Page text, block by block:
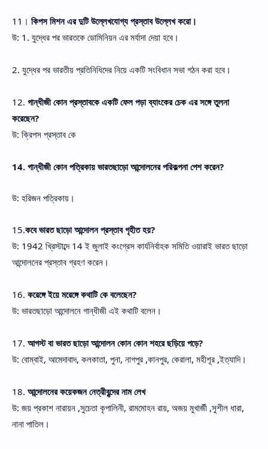
11। কিপস মিশন এর দুটি উল্লেখযোগ্য প্রস্তাব উল্লেখ করো।
উ: 1. যুদ্ধের পর ভারতকে ডোমিনিয়ন এর মর্যাদা দেয়া হবে।
2. যুদ্ধের পর ভারতীয় প্রতিনিধিদের নিয়ে একটি সংবিধান সভা গঠন করা হবে।
12. গান্ধীজী কোন প্রস্তাবকে একটি ফেল পড়া ব্যাংকের চেক এর সঙ্গে তুলনা
করেছেন?
উ: ক্রিপস প্রস্তাব কে
14. গান্ধীজী কোন পত্রিকায় ভারতছাড়ো আন্দোলনের পরিকল্পনা পেশ করেন?
উ: হরিজন পত্রিকায়।
15.কবে ভারত ছাড়ো আন্দোলন প্রস্তাব গৃহীত হয়?
উ: 1942 খ্রিস্টাব্দে 14 ই জুলাই কংগ্রেস কার্যনির্বাহক সমিতি ওয়ারাই ভারত ছাড়ো
আন্দোলনের প্রস্তাব গ্রহণ করেন।
16. করেঙ্গে ইয়ে মরেঙ্গে কথাটি কে বলেছেন?
উ: ভারতছাড়ো আন্দোলনে গান্ধীজী এই কথাটি বলেন।
17. আগস্ট বা ভারত ছাড়ো আন্দোলন কোন কোন শহরে ছড়িয়ে পড়ে?
উ: বোম্বাই, আমেদাবাদ, কলকাতা, পুনা, নাগপুর ,কানপুর, কেরালা, মহীশূর ,ইত্যাদি।
18. আন্দোলনের কয়েকজন নেত্রীবৃন্দের নাম লেখ
উ: জয় প্রকাশ নারায়ন ,সুচেতা কৃপালিনী, রামমোহন রায়, অজয় মুখার্জী ,সুশীল ধারা,
নানা পাতিল।